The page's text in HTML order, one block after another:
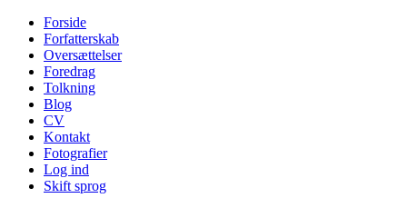
Forside
Forfatterskab
Oversættelser
Foredrag
Tolkning
Blog
CV
Kontakt
Fotografier
Log ind
Skift sprog